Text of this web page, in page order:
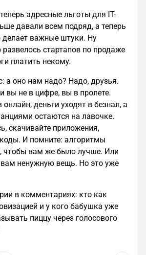
адресные льготы для IT-
давали всем подряд, а теперь
делает важные штуки. Ну
развелось стартапов по продаже
платить некому.
а оно нам надо? Надо, друзья.
вы не в цифре, вы в пролете.
онлайн, деньги уходят в безнал, а
остаются на лавочке.
скачивайте приложения,
коды. И помните: алгоритмы
чтобы вам же было лучше. Или
ненужную вещь. Но это уже
в комментариях: кто как
и у кого бабушка уже
пиццу через голосового